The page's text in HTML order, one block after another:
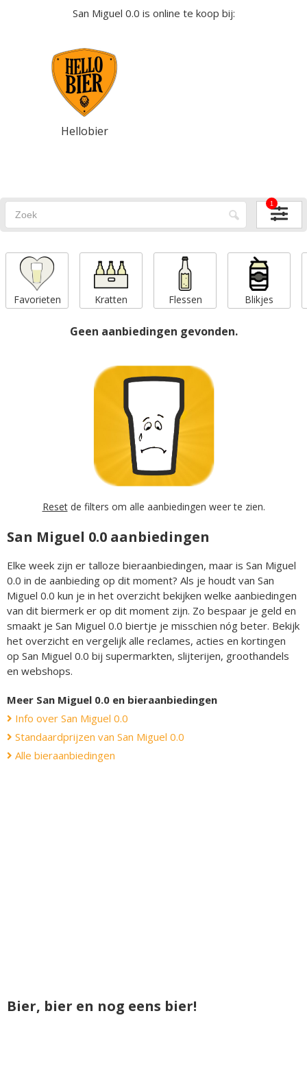
San Miguel 0.0 is online te koop bij:
Hellobier
1
Favorieten Kratten Flessen Blikjes
Geen aanbiedingen gevonden.
Resetde filters om alle aanbiedingen weer te zien.
San Miguel 0.0 aanbiedingen
Elke week zijn er talloze bieraanbiedingen, maar is San Miguel
0.0 in de aanbieding op dit moment? Als je houdt van San
Miguel 0.0 kun je in het overzicht bekijken welke aanbiedingen
van dit biermerk er op dit moment zijn. Zo bespaar je geld en
smaakt je San Miguel 0.0 biertje je misschien nóg beter. Bekijk
het overzicht en vergelijk alle reclames, acties en kortingen
op San Miguel 0.0 bij supermarkten, slijterijen, groothandels
en webshops.
Meer San Miguel 0.0 en bieraanbiedingen
Info over San Miguel 0.0
Standaardprijzen van San Miguel 0.0
Alle bieraanbiedingen
Bier, bier en nog eens bier!